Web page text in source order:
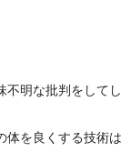
不明な批判をしてし
体を良くする技術は